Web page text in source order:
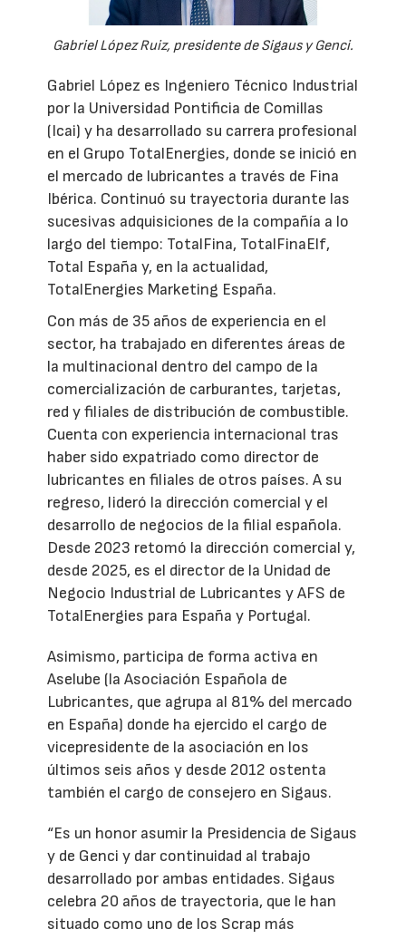
Gabriel López Ruiz, presidente de Sigaus y Genci.
Gabriel López es Ingeniero Técnico Industrial
por la Universidad Pontificia de Comillas
(Icai) y ha desarrollado su carrera profesional
en el Grupo TotalEnergies, donde se inició en
el mercado de lubricantes a través de Fina
Ibérica. Continuó su trayectoria durante las
sucesivas adquisiciones de la compañía a lo
largo del tiempo: TotalFina, TotalFinaElf,
Total España y, en la actualidad,
TotalEnergies Marketing España.
Con más de 35 años de experiencia en el
sector, ha trabajado en diferentes áreas de
la multinacional dentro del campo de la
comercialización de carburantes, tarjetas,
red y filiales de distribución de combustible.
Cuenta con experiencia internacional tras
haber sido expatriado como director de
lubricantes en filiales de otros países. A su
regreso, lideró la dirección comercial y el
desarrollo de negocios de la filial española.
Desde 2023 retomó la dirección comercial y,
desde 2025, es el director de la Unidad de
Negocio Industrial de Lubricantes y AFS de
TotalEnergies para España y Portugal.
Asimismo, participa de forma activa en
Aselube (la Asociación Española de
Lubricantes, que agrupa al 81% del mercado
en España) donde ha ejercido el cargo de
vicepresidente de la asociación en los
últimos seis años y desde 2012 ostenta
también el cargo de consejero en Sigaus.
“Es un honor asumir la Presidencia de Sigaus
y de Genci y dar continuidad al trabajo
desarrollado por ambas entidades. Sigaus
celebra 20 años de trayectoria, que le han
situado como uno de los Scrap más